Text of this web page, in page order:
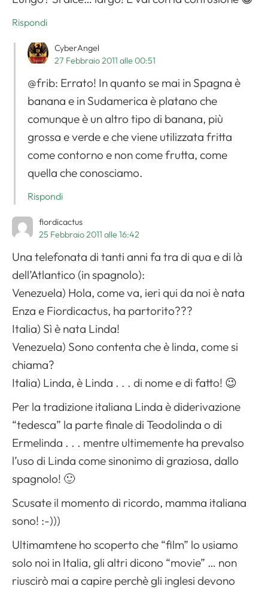
Rispondi
CyberAngel
27 Febbraio 2011 alle 00:51
@frib: Errato! In quanto se mai in Spagna è
banana e in Sudamerica è platano che
comunque è un altro tipo di banana, più
grossa e verde e che viene utilizzata fritta
come contorno e non come frutta, come
quella che conosciamo.
Rispondi
fiordicactus
25 Febbraio 2011 alle 16:42
Una telefonata di tanti anni fa tra di qua e di là
dell’Atlantico (in spagnolo):
Venezuela) Hola, come va, ieri qui da noi è nata
Enza e Fiordicactus, ha partorito???
Italia) Sì è nata Linda!
Venezuela) Sono contenta che è linda, come si
chiama?
Italia) Linda, è Linda . . . di nome e di fatto! 😉
Per la tradizione italiana Linda è diderivazione
“tedesca” la parte finale di Teodolinda o di
Ermelinda . . . mentre ultimemente ha prevalso
l’uso di Linda come sinonimo di graziosa, dallo
spagnolo! 🙂
Scusate il momento di ricordo, mamma italiana
sono! :-)))
Ultimamtene ho scoperto che “film” lo usiamo
solo noi in Italia, gli altri dicono “movie” … non
riuscirò mai a capire perchè gli inglesi devono